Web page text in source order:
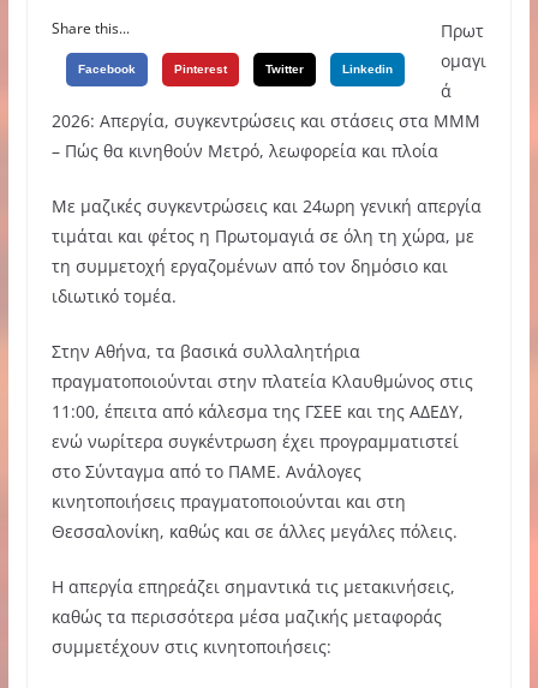
Share this...
Facebook Pinterest Twitter Linkedin
Πρωτ
ομαγι
ά
2026: Απεργία, συγκεντρώσεις και στάσεις στα ΜΜΜ
– Πώς θα κινηθούν Μετρό, λεωφορεία και πλοία
Με μαζικές συγκεντρώσεις και 24ωρη γενική απεργία
τιμάται και φέτος η Πρωτομαγιά σε όλη τη χώρα, με
τη συμμετοχή εργαζομένων από τον δημόσιο και
ιδιωτικό τομέα.
Στην Αθήνα, τα βασικά συλλαλητήρια
πραγματοποιούνται στην πλατεία Κλαυθμώνος στις
11:00, έπειτα από κάλεσμα της ΓΣΕΕ και της ΑΔΕΔΥ,
ενώ νωρίτερα συγκέντρωση έχει προγραμματιστεί
στο Σύνταγμα από το ΠΑΜΕ. Ανάλογες
κινητοποιήσεις πραγματοποιούνται και στη
Θεσσαλονίκη, καθώς και σε άλλες μεγάλες πόλεις.
Η απεργία επηρεάζει σημαντικά τις μετακινήσεις,
καθώς τα περισσότερα μέσα μαζικής μεταφοράς
συμμετέχουν στις κινητοποιήσεις: